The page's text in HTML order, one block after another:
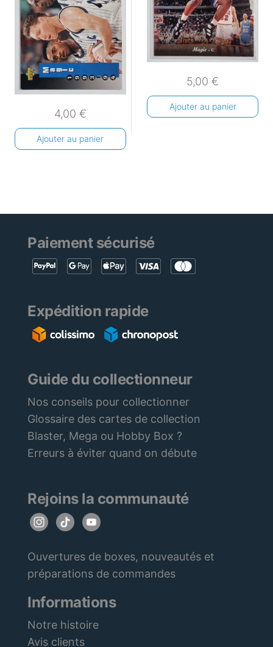
4,00 €
Ajouter au panier
5,00€
Ajouter au panier
Paiement sécurisé
Expédition rapide
Guide du collectionneur
Nos conseils pour collectionner
Glossaire des cartes de collection
Blaster, Mega ou Hobby Box ?
Erreurs à éviter quand on débute
Rejoins la communauté
Ouvertures de boxes, nouveautés et
préparations de commandes
Informations
Notre histoire
Avis clients